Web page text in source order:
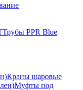
Трубы PPR Blue
Краны шаровые
Муфты под